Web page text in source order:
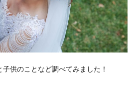
供のことなど調べてみました！